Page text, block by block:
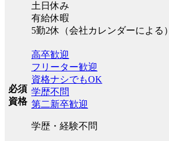
土日休み
有給休暇
5勤2休（会社カレンダーによる）
必須
資格
高卒歓迎
フリーター歓迎
資格ナシでもOK
学歴不問
第二新卒歓迎
学歴・経験不問